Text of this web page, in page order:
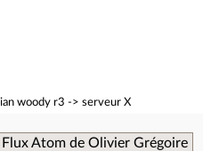
woody r3 -> serveur X
Flux Atom de Olivier Grégoire